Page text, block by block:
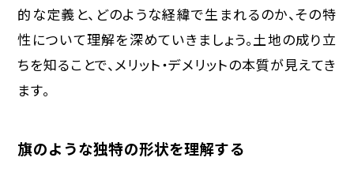
的な定義と、どのような経緯で生まれるのか、その特
性について理解を深めていきましょう。土地の成り立
ちを知ることで、メリット・デメリットの本質が見えてき
ます。
旗のような独特の形状を理解する